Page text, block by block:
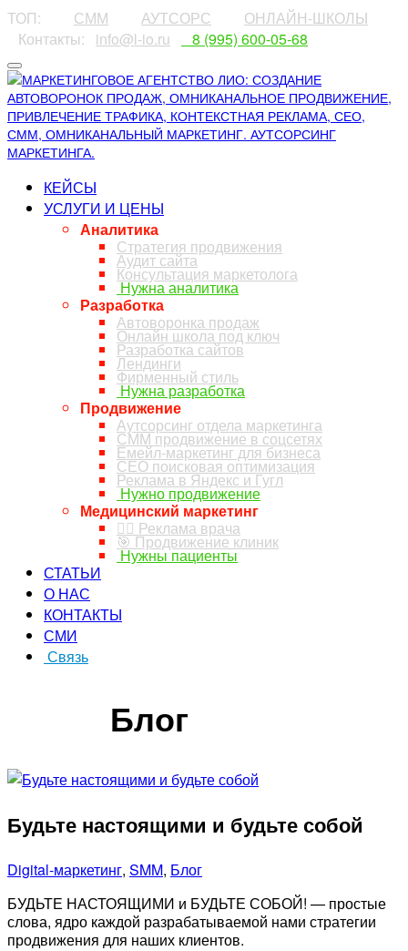
ТОП: СММ АУТСОРС
ОНЛАЙН-ШКОЛЫ
⠀Контакты:⠀ info@l-io.ru ⠀8 (995) 600-05-68
КЕЙСЫ
УСЛУГИ И ЦЕНЫ
Аналитика
Стратегия продвижения
Аудит сайта
Консультация маркетолога
Нужна аналитика
Разработка
Автоворонка продаж
Онлайн школа под ключ
Разработка сайтов
Лендинги
Фирменный стиль
Нужна разработка
Продвижение
Аутсорсинг отдела маркетинга
СММ продвижение в соцсетях
Емейл-маркетинг для бизнеса
СЕО поисковая оптимизация
Реклама в Яндекс и Гугл
Нужно продвижение
Медицинский маркетинг
👨‍⚕️ Реклама врача
🎯 Продвижение клиник
Нужны пациенты
СТАТЬИ
О НАС
КОНТАКТЫ
СМИ
Связь
Блог
Будьте настоящими и будьте собой
Digital-маркетинг, SMM, Блог
БУДЬТЕ НАСТОЯЩИМИ и БУДЬТЕ СОБОЙ! — простые
слова, ядро каждой разрабатываемой нами стратегии
продвижения для наших клиентов.